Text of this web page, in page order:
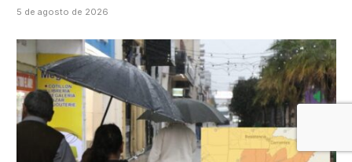
5 de agosto de 2026